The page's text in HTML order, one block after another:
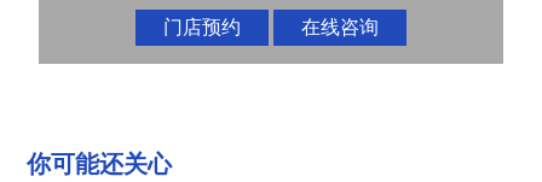
门店预约 在线咨询
你可能还关心